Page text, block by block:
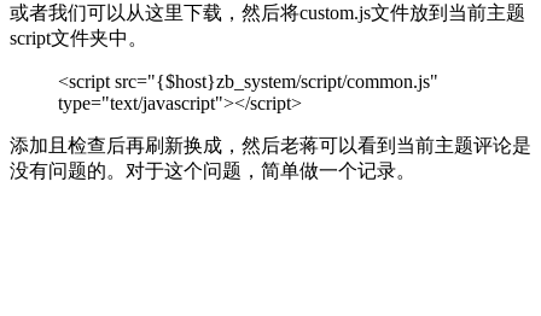
或者我们可以从这里下载，然后将custom.js文件放到当前主题
script文件夹中。
<script src="{$host}zb_system/script/common.js"
type="text/javascript"></script>
添加且检查后再刷新换成，然后老蒋可以看到当前主题评论是
没有问题的。对于这个问题，简单做一个记录。